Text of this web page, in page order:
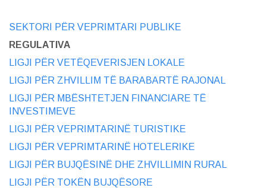
SEKTORI PËR VEPRIMTARI PUBLIKE
REGULATIVA
LIGJI PËR VETËQEVERISJEN LOKALE
LIGJI PËR ZHVILLIM TË BARABARTË RAJONAL
LIGJI PËR MBËSHTETJEN FINANCIARE TË
INVESTIMEVE
LIGJI PËR VEPRIMTARINË TURISTIKE
LIGJI PËR VEPRIMTARINË HOTELERIKE
LIGJI PËR BUJQËSINË DHE ZHVILLIMIN RURAL
LIGJI PËR TOKËN BUJQËSORE